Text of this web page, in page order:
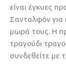
είναι έγκυες
Σανταλφόν για
μωρά τους. Η
τραγούδι
συνδεθείτε με